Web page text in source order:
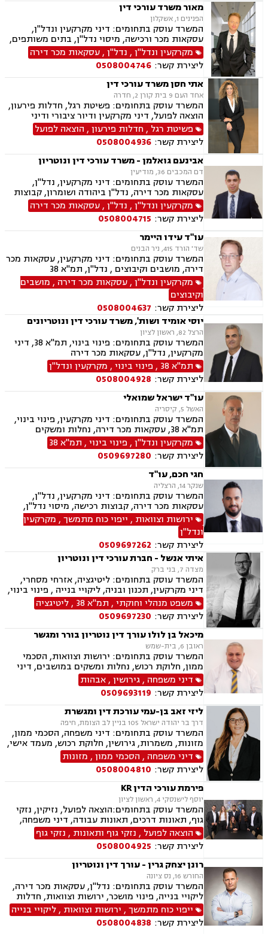
מאור משרד עורכי דין
הפנינים 1, אשקלון
המשרד עוסק בתחומים: דיני מקרקעין ונדל"ן,
עסקאות מכר ורכישה, מיסוי נדל"ן, בתים משותפים,
תכנון ובניה, ליקוי בניה, מושבים וקיבוצים, קבוצת
רכישה, מגרשים לבניה, רשות מקרקעי ישראל,
ירושות וצוואות, הסכמי ממון, ייפוי כוח מתמשך, דיני
משפחה, פונדקאות, מזונות, גישור, אפוטרופסות,
גירושין, נשואים אזרחיים, מעמד אישי, ניכור הורי,
זמני שהות, העברה בין דורית
מקרקעין ונדל"ן, נדל"ן,עסקאות מכר דירה
ליצירת קשר: 0508004746
אתי חסן משרד עורכי דין
אחד העם 9 בית קורן 2, חדרה
המשרד עוסק בתחומים: פשיטת רגל, חדלות פירעון,
הוצאה לפועל, דיני מקרקעין ודיור ציבורי ודיני
משפחה, ביטוח לאומי, תעבורה.
פשיטת רגל , חדלות פירעון, הוצאה לפועל
ליצירת קשר: 0508004936
אבינעם גואלמן - משרד עורכי דין ונוטריון
דם המכבים 36, מודיעין
המשרד עוסק בתחומים: דיני מקרקעין, נדל"ן,
עסקאות מכר דירה, נדל"ן ביהודה ושומרון, קבוצות
רכישה, מיסוי נדל"ן, פינוי מושכר, בתים משותפים,
ייפוי כוח מתמשך, ירושות וצוואות, רישוי נשק, דיני
חוזים ונוטריון
מקרקעין ונדל"ן, נדל"ן,עסקאות מכר דירה
ליצירת קשר: 0508004715
עו"ד עידו היימר
שד' הורד 415, ניר הבנים
המשרד עוסק בתחומים: דיני מקרקעין, עסקאות מכר
דירה, מושבים וקיבוצים , נדל"ן, תמ"א 38
מקרקעין ונדל"ן,עסקאות מכר דירה , מושבים
וקיבוצים
ליצירת קשר: 0508004637
יוסי אומיד ושות', משרד עורכי דין ונוטריונים
הרצל 82, ראשון לציון
המשרד עוסק בתחומים: פינוי בינוי, תמ"א 38, דיני
מקרקעין, נדל"ן, עסקאות מכר דירה
תמ"א 38
, פינוי בינוי, מקרקעין ונדל"ן
ליצירת קשר: 0508004928
עו"ד ישראל שמואלי
האשל 5, קיסריה
המשרד עוסק בתחומים: דיני מקרקעין, פינוי בינוי,
תמ"א 38, עסקאות מכר דירה, נחלות ומשקים
במושבים, ייפוי כוח מתמשך, ירושות וצוואות, נוטריון
מקרקעין ונדל"ן, פינוי בינוי, תמ"א 38
ליצירת קשר: 0509697280
חגי חכם, עו"ד
שנקר 14, הרצליה
המשרד עוסק בתחומים: דיני מקרקעין, נדל"ן,
עסקאות מכר דירה, קבוצות רכישה, מיסוי נדל"ן,
אזרחי מסחרי, ירושות וצוואות, ייפוי כוח מתמשך
ירושות וצוואות , ייפוי כוח מתמשך, מקרקעין
ונדל"ן
ליצירת קשר: 0509697262
איתי אנשל - חברת עורכי דין ונוטריון
מצדה 7, בני ברק
המשרד עוסק בתחומים: ליטיגציה, אזרחי מסחרי,
דיני מקרקעין, תכנון ובניה, ליקויי בנייה , פינוי בינוי,
קבוצות רכישה, עסקאות מכר דירה, פינוי מושכר,
מגרשים לבניה ,נחלות ומשקים במושבים, רשות
מקרקעי ישראל, צווי הריסה, מיסוי נדל"ן, היטל
פיתוח, היטל השבחה, דיני חוזים, תביעות ייצוגיות,
ירושות וצוואות, נוטריון, דיני מכרזים והתקשרויות,
חוקתי ומנהלי, רישוי עסקים, דיני חברות, סכסוך בין
בעלי מניות, ליווי עסקי, הגבלים עסקיים, בנקים,
ערבויות ושטרות, קניין רוחני, זכויות יוצרים, דיני
בנקאות, חברות אשראי סליקה
משפט מנהלי וחוקתי, תמ"א 38 ,ליטיגציה
ליצירת קשר: 0509697230
מיכאל בן לולו עורך דין נוטריון בורר ומגשר
ראובן 6, בית-שמש
המשרד עוסק בתחומים: ירושות וצוואות, הסכמי
ממון, חלוקת רכוש, נחלות ומשקים במושבים, דיני
מקרקעין, עסקאות מכר דירה, נדל"ן, רשות מקרקעי
ישראל, דיני משפחה, גירושין, מזונות, משמורת,
אלימות במשפחה, אבהות , גישור במשפחה, אומנה,
מעמד אישי, ניכור הורי
דיני משפחה ,גירושין,אבהות
ליצירת קשר: 0509693119
ליזי זאב בן-עמי עורכת דין ומגשרת
דרך בר יהודה ישראל 105 בניין לב הצומת, חיפה
המשרד עוסק בתחומים: דיני משפחה, הסכמי ממון,
מזונות, משמרות, גירושין, חלוקת רכוש, מעמד אישי,
זמני שהות, ירושות וצוואות, מקרקעין ונדל"ן, ליקויי
בניה, עסקאות מכר דירה, דיני ספורט, ייצוג שחקנים,
התאחדות קבוצות הכדורגל פיפ"א, גישור, בוררות,
אחריות מקצועית.
דיני משפחה , הסכמי ממון, מזונות
ליצירת קשר: 0508004810
פירמת עורכי הדין KR
יוסף לישנסקי 4, ראשון לציון
המשרד עוסק בתחומים:הוצאה לפועל, נזיקין, נזקי
גוף, תאונות דרכים, תאונות עבודה, דיני משפחה,
גירושין, ירושות וצוואות, הסכמי ממון, דין משמעתי,
מקרקעין ונדל"ן, עסקאות מכר דירה, גישור עסקי,
דיני חוזים, אובדן כושר עבודה, ביטוח לאומי, דיני
חברות, דיני עמותות.
הוצאה לפועל , נזקי גוף ותאונות , נזקי גוף
ליצירת קשר: 0508004925
רונן יצחק גרין - עורך דין ונוטריון
החורש 16, נס ציונה
המשרד עוסק בתחומים: נדל"ן, עסקאות מכר דירה,
ליקויי בנייה, פינוי מושכר, ירושות וצוואות, חדלות
ייפוי כוח מתמשך, דיני עבודה, מגשר ובורר
ייפוי כוח מתמשך, ירושות וצוואות ,ליקויי בנייה
ליצירת קשר: 0508004838